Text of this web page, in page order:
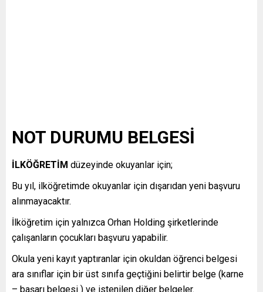
NOT DURUMU BELGESİ
İLKÖĞRETİM düzeyinde okuyanlar için;
Bu yıl, ilköğretimde okuyanlar için dışarıdan yeni başvuru
alınmayacaktır.
İlköğretim için yalnızca Orhan Holding şirketlerinde
çalışanların çocukları başvuru yapabilir.
Okula yeni kayıt yaptıranlar için okuldan öğrenci belgesi
ara sınıflar için bir üst sınıfa geçtiğini belirtir belge (karne
– başarı belgesi ) ve istenilen diğer belgeler.